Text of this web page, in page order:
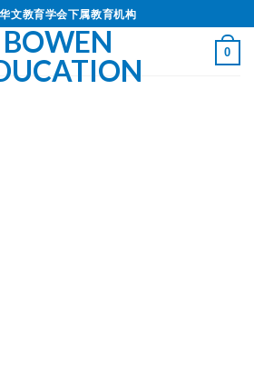
文教育学会下属教育机构
0